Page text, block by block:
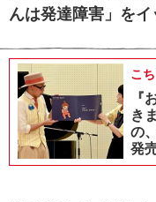
んは発達障害」をイ
こ
『
き
の
発